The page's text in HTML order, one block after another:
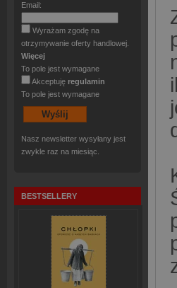
Email:
Wyrażam zgodę na
otrzymywanie oferty handlowej.
Więcej
To pole jest wymagane
Akceptuję regulamin
To pole jest wymagane
Nasz newsletter wysyłany jest
zwykle raz na miesiąc.
BESTSELLERY